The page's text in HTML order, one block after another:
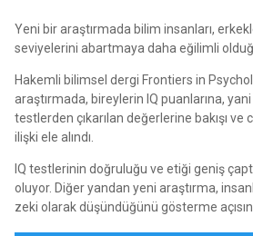
Yeni bir araştırmada bilim insanları,
seviyelerini abartmaya daha eğilimli
Hakemli bilimsel dergi Frontiers in
araştırmada, bireylerin IQ puanlarına,
testlerden çıkarılan değerlerine bakışı ve
ilişki ele alındı.
IQ testlerinin doğruluğu ve etiği geniş
oluyor. Diğer yandan yeni araştırma,
zeki olarak düşündüğünü gösterme